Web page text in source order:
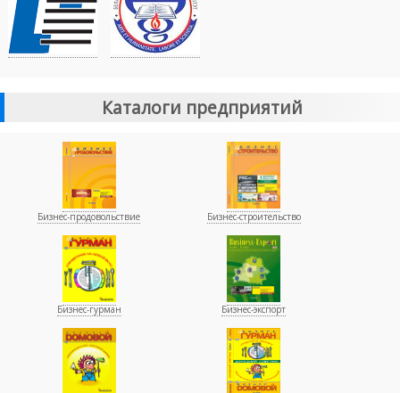
Каталоги предприятий
Бизнес-продовольствие Бизнес-строительство
Бизнес-гурман Бизнес-экспорт